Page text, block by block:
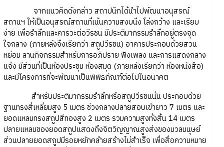
จากแนวคิดดังกล่าว สถาปนิกได้นำไปพัฒนาอนุสรณ์
สถานฯ ให้เป็นอนุสรณ์สถานที่เน้นความสงบนิ่ง โล่งกว้าง และเรียบ
ง่าย เพื่อรำลึกและคารวะต่อวีรชน มีประติมากรรมรำลึกอยู่ตรงจุด
ใจกลาง (ภายหลังจึงเรียกว่า สถูปวีรชน) อาคารประกอบด้วยสวน
หย่อม ลานกิจกรรมสำหรับการอภิปราย ฟังเพลง และการแสดงกลาง
แจ้ง มีส่วนที่เป็นห้องประชุม ห้องสมุด (ภายหลังเรียกว่า ห้องหนังสือ)
และมีโครงการที่จะพัฒนาเป็นพิพิธภัณฑ์ต่อไปในอนาคต
สำหรับประติมากรรมรำลึกหรือสถูปวีรชนนั้น ประกอบด้วย
ฐานทรงสี่เหลี่ยมสูง 5 เมตร ช่วงกลางปลายสอบเข้ายาว 7 เมตร และ
ยอดแหลมทรงสถูปสีทองสูง 2 เมตร รวมความสูงทั้งสิ้น 14 เมตร
ปลายแหลมของยอดสถูปแสดงถึงจิตวิญญาณสูงส่งของมวลมนุษย์
ส่วนปลายยอดสถูปมีรอยหยักคล้ายสร้างไม่สำเร็จ เพื่อสื่อความหมาย